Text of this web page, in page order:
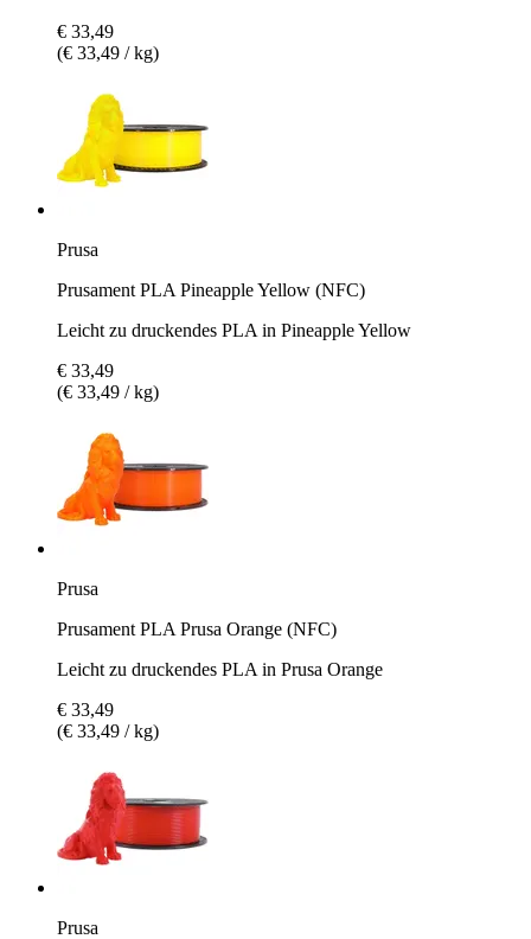
€ 33,49
(€ 33,49 / kg)
Prusa
Prusament PLA Pineapple Yellow (NFC)
Leicht zu druckendes PLA in Pineapple Yellow
€ 33,49
(€ 33,49 / kg)
Prusa
Prusament PLA Prusa Orange (NFC)
Leicht zu druckendes PLA in Prusa Orange
€ 33,49
(€ 33,49 / kg)
Prusa